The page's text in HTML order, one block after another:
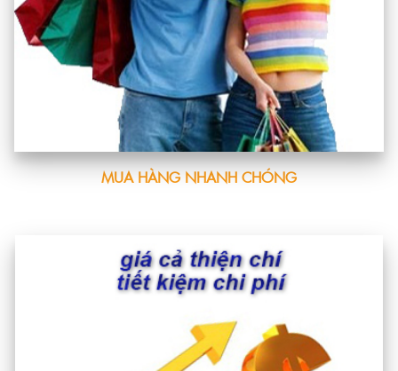
MUA HÀNG NHANH CHÓNG